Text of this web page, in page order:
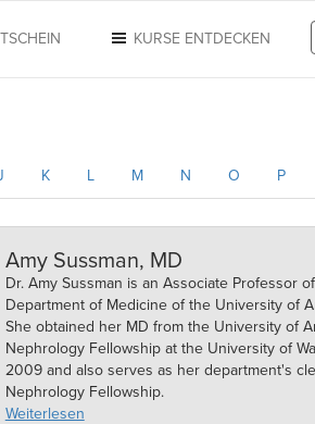
KURSE ENTDECKEN
K L M N O P
Amy Sussman, MD
Dr. Amy Sussman is an Associate Professor
Department of Medicine of the University of
She obtained her MD from the University of
Nephrology Fellowship at the University of
2009 and also serves as her department's
Nephrology Fellowship.
Because of her strong emphasis on medical
Weiterlesen